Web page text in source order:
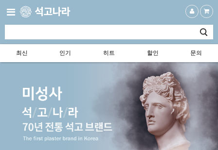
최신 인기 히트 할인 문의